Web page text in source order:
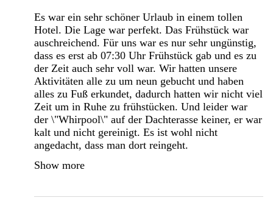
Es war ein sehr schöner Urlaub in einem tollen
Hotel. Die Lage war perfekt. Das Frühstück war
auschreichend. Für uns war es nur sehr ungünstig,
dass es erst ab 07:30 Uhr Frühstück gab und es zu
der Zeit auch sehr voll war. Wir hatten unsere
Aktivitäten alle zu um neun gebucht und haben
alles zu Fuß erkundet, dadurch hatten wir nicht viel
Zeit um in Ruhe zu frühstücken. Und leider war
der \"Whirpool\" auf der Dachterasse keiner, er war
kalt und nicht gereinigt. Es ist wohl nicht
angedacht, dass man dort reingeht.
Show more